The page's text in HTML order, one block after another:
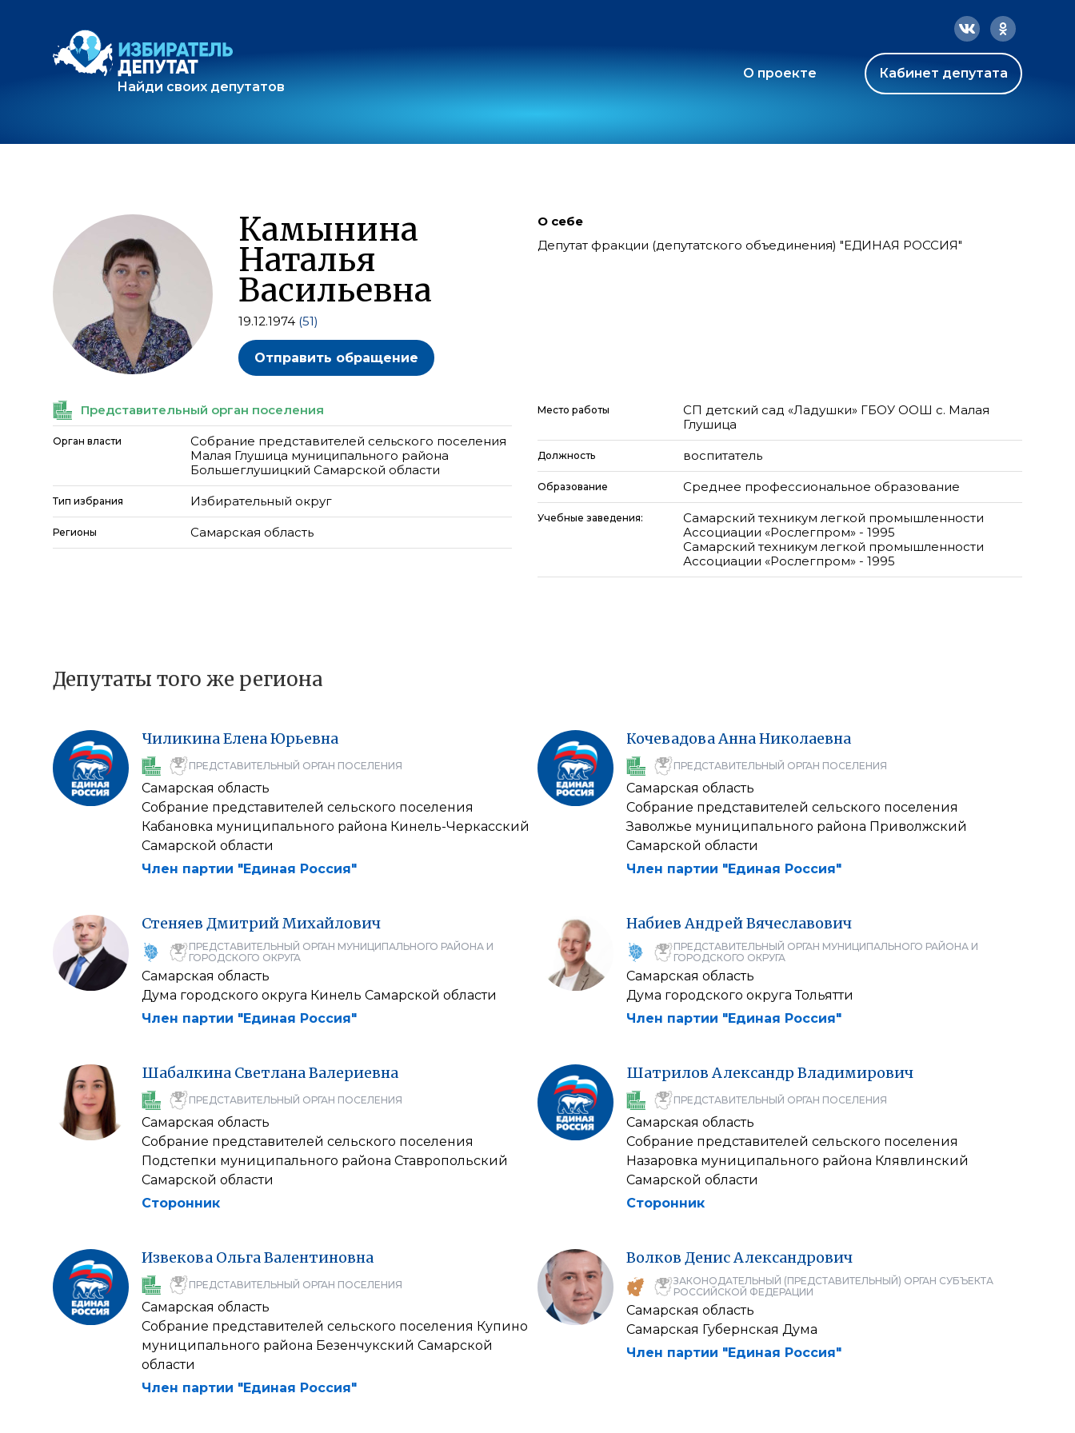
Найди своих депутатов
О проекте Кабинет депутата
Камынина
Наталья
Васильевна
19.12.1974 (51)
Отправить обращение
О себе
Депутат фракции (депутатского объединения) "ЕДИНАЯ РОССИЯ"
Представительный орган поселения
Орган власти
Собрание представителей сельского поселения
Малая Глушица муниципального района
Большеглушицкий Самарской области
Тип избрания Избирательный округ
Регионы Самарская область
Место работы
СП детский сад «Ладушки» ГБОУ ООШ с. Малая
Глушица
Должность воспитатель
Образование Среднее профессиональное образование
Учебные заведения:
Самарский техникум легкой промышленности
Ассоциации «Рослегпром» - 1995
Самарский техникум легкой промышленности
Ассоциации «Рослегпром» - 1995
Депутаты того же региона
ЧиликинаЕленаЮрьевна
ПРЕДСТАВИТЕЛЬНЫЙ ОРГАН ПОСЕЛЕНИЯ
Самарская область
Собрание представителей сельского поселения
Кабановка муниципального района Кинель-Черкасский
Самарской области
Член партии "Единая Россия"
КочевадоваАннаНиколаевна
ПРЕДСТАВИТЕЛЬНЫЙ ОРГАН ПОСЕЛЕНИЯ
Самарская область
Собрание представителей сельского поселения
Заволжье муниципального района Приволжский
Самарской области
Член партии "Единая Россия"
Стеняев ДмитрийМихайлович
ПРЕДСТАВИТЕЛЬНЫЙ ОРГАН МУНИЦИПАЛЬНОГО РАЙОНА И
ГОРОДСКОГО ОКРУГА
Самарская область
Дума городского округа Кинель Самарской области
Член партии "Единая Россия"
Набиев АндрейВячеславович
ПРЕДСТАВИТЕЛЬНЫЙ ОРГАН МУНИЦИПАЛЬНОГО РАЙОНА И
ГОРОДСКОГО ОКРУГА
Самарская область
Дума городского округа Тольятти
Член партии "Единая Россия"
Шабалкина СветланаВалериевна
ПРЕДСТАВИТЕЛЬНЫЙ ОРГАН ПОСЕЛЕНИЯ
Самарская область
Собрание представителей сельского поселения
Подстепки муниципального района Ставропольский
Самарской области
Сторонник
Шатрилов Александр Владимирович
ПРЕДСТАВИТЕЛЬНЫЙ ОРГАН ПОСЕЛЕНИЯ
Самарская область
Собрание представителей сельского поселения
Назаровка муниципального района Клявлинский
Самарской области
Сторонник
Извекова ОльгаВалентиновна
ПРЕДСТАВИТЕЛЬНЫЙ ОРГАН ПОСЕЛЕНИЯ
Самарская область
Собрание представителей сельского поселения Купино
муниципального района Безенчукский Самарской
области
Член партии "Единая Россия"
Волков ДенисАлександрович
ЗАКОНОДАТЕЛЬНЫЙ (ПРЕДСТАВИТЕЛЬНЫЙ) ОРГАН СУБЪЕКТА
РОССИЙСКОЙ ФЕДЕРАЦИИ
Самарская область
Самарская Губернская Дума
Член партии "Единая Россия"